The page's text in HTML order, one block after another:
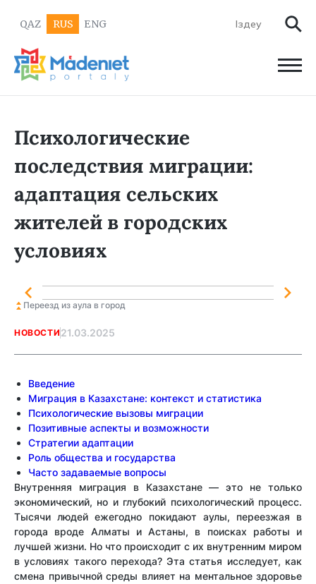
QAZ RUS ENG
Психологические
последствия миграции:
адаптация сельских
жителей в городских
условиях
Переезд из аула в город
НОВОСТИ 21.03.2025
Введение
Миграция в Казахстане: контекст и статистика
Психологические вызовы миграции
Позитивные аспекты и возможности
Стратегии адаптации
Роль общества и государства
Часто задаваемые вопросы
Внутренняя миграция в Казахстане — это не только
экономический, но и глубокий психологический процесс.
Тысячи людей ежегодно покидают аулы, переезжая в
города вроде Алматы и Астаны, в поисках работы и
лучшей жизни. Но что происходит с их внутренним миром
в условиях такого перехода? Эта статья исследует, как
смена привычной среды влияет на ментальное здоровье